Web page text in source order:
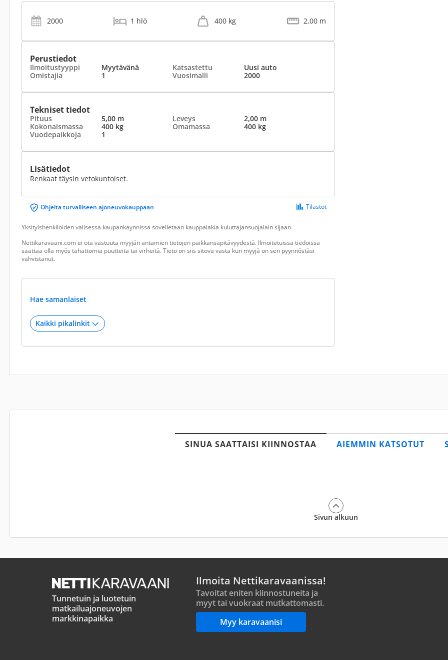
2000 1 hlö 400 kg 2,00 m
Perustiedot
Ilmoitustyyppi Myytävänä Katsastettu
Uusi auto
Omistajia
1 Vuosimalli 2000
Tekniset tiedot
Pituus 5,00 m Leveys
2,00 m
Kokonaismassa
400 kg Omamassa
400 kg
Vuodepaikkoja
1
Lisätiedot
Renkaat täysin vetokuntoiset.
Ohjeita turvalliseen ajoneuvokauppaan Tilastot
Yksityishenkilöiden välisessä kaupankäynnissä sovelletaan kauppalakia kuluttajansuojalain sijaan.
Nettikaravaani.com ei ota vastuuta myyjän antamien tietojen paikkansapitävyydestä. Ilmoitetuissa tiedoissa
saattaa olla myös tahattomia puutteita tai virheitä. Tieto on siis sitova vasta kun myyjä on sen pyynnöstäsi
vahvistanut.
Hae samanlaiset
SINUA SAATTAISI KIINNOSTAA AIEMMIN KATSOTUT
Sivun alkuun
Tunnetuin ja luotetuin
matkailuajoneuvojen
markkinapaikka
Ilmoita Nettikaravaanissa!
Tavoitat eniten kiinnostuneita ja
myyt tai vuokraat mutkattomasti.
Myy karavaanisi